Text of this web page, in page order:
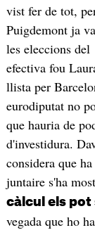
vist fer de tot,
Puigdemont ja
les eleccions del
efectiva fou
llista per
eurodiputat no
que hauria de
d'investidura.
considera que
juntaire s'ha
càlcul els
vegada que ho